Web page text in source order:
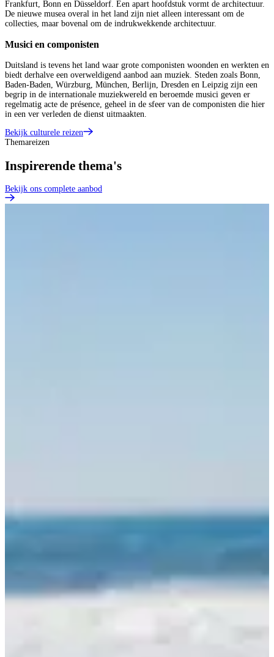
Frankfurt, Bonn en Düsseldorf. Een apart hoofdstuk vormt de architectuur.
De nieuwe musea overal in het land zijn niet alleen interessant om de
collecties, maar bovenal om de indrukwekkende architectuur.
Musici en componisten
Duitsland is tevens het land waar grote componisten woonden en werkten en
biedt derhalve een overweldigend aanbod aan muziek. Steden zoals Bonn,
Baden-Baden, Würzburg, München, Berlijn, Dresden en Leipzig zijn een
begrip in de internationale muziekwereld en beroemde musici geven er
regelmatig acte de présence, geheel in de sfeer van de componisten die hier
in een ver verleden de dienst uitmaakten.
Bekijk culturele reizen
Themareizen
Inspirerende thema's
Bekijk ons complete aanbod